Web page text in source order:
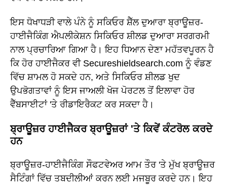
ਇਸ ਧੋਖਾਧੜੀ ਵਾਲੇ ਪੰਨੇ ਨੂੰ ਸਕਿਓਰ ਸ਼ੈੱਲ ਦੁਆਰਾ ਬ੍ਰਾਊਜ਼ਰ-
ਹਾਈਜੈਕਿੰਗ ਐਪਲੀਕੇਸ਼ਨ ਸਿਕਿਓਰ ਸ਼ੀਲਡ ਦੁਆਰਾ ਸਰਗਰਮੀ
ਨਾਲ ਪ੍ਰਚਾਰਿਆ ਗਿਆ ਹੈ। ਇਹ ਧਿਆਨ ਦੇਣਾ ਮਹੱਤਵਪੂਰਨ ਹੈ
ਕਿ ਹੋਰ ਹਾਈਜੈਕਰ ਵੀ Secureshieldsearch.com ਨੂੰ ਵੰਡਣ
ਵਿੱਚ ਸ਼ਾਮਲ ਹੋ ਸਕਦੇ ਹਨ, ਅਤੇ ਸਿਕਿਓਰ ਸ਼ੀਲਡ ਖੁਦ
ਉਪਭੋਗਤਾਵਾਂ ਨੂੰ ਇਸ ਜਾਅਲੀ ਖੋਜ ਪੋਰਟਲ ਤੋਂ ਇਲਾਵਾ ਹੋਰ
ਵੈੱਬਸਾਈਟਾਂ 'ਤੇ ਰੀਡਾਇਰੈਕਟ ਕਰ ਸਕਦਾ ਹੈ।
ਬ੍ਰਾਊਜ਼ਰ ਹਾਈਜੈਕਰ ਬ੍ਰਾਊਜ਼ਰਾਂ 'ਤੇ ਕਿਵੇਂ ਕੰਟਰੋਲ ਕਰਦੇ
ਹਨ
ਬ੍ਰਾਊਜ਼ਰ-ਹਾਈਜੈਕਿੰਗ ਸੌਫਟਵੇਅਰ ਆਮ ਤੌਰ 'ਤੇ ਮੁੱਖ ਬ੍ਰਾਊਜ਼ਰ
ਸੈਟਿੰਗਾਂ ਵਿੱਚ ਤਬਦੀਲੀਆਂ ਕਰਨ ਲਈ ਮਜਬੂਰ ਕਰਦੇ ਹਨ। ਇਹ